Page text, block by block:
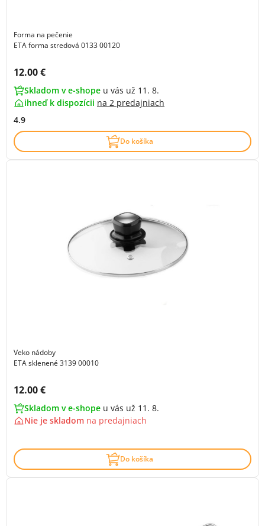
Forma na pečenie
ETA forma stredová 0133 00120
Cena s DPH:
12.00 €
Skladom v e-shope u vás už 11. 8.
ihneď k dispozícii na 2 predajniach
4.9
Do košíka
Veko nádoby
ETA sklenené 3139 00010
Cena s DPH:
12.00 €
Skladom v e-shope u vás už 11. 8.
Nie je skladom na predajniach
Do košíka